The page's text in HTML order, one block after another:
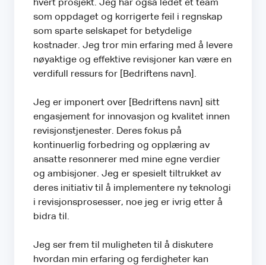
hvert prosjekt. Jeg har også ledet et team
som oppdaget og korrigerte feil i regnskap
som sparte selskapet for betydelige
kostnader. Jeg tror min erfaring med å levere
nøyaktige og effektive revisjoner kan være en
verdifull ressurs for [Bedriftens navn].
Jeg er imponert over [Bedriftens navn] sitt
engasjement for innovasjon og kvalitet innen
revisjonstjenester. Deres fokus på
kontinuerlig forbedring og opplæring av
ansatte resonnerer med mine egne verdier
og ambisjoner. Jeg er spesielt tiltrukket av
deres initiativ til å implementere ny teknologi
i revisjonsprosesser, noe jeg er ivrig etter å
bidra til.
Jeg ser frem til muligheten til å diskutere
hvordan min erfaring og ferdigheter kan